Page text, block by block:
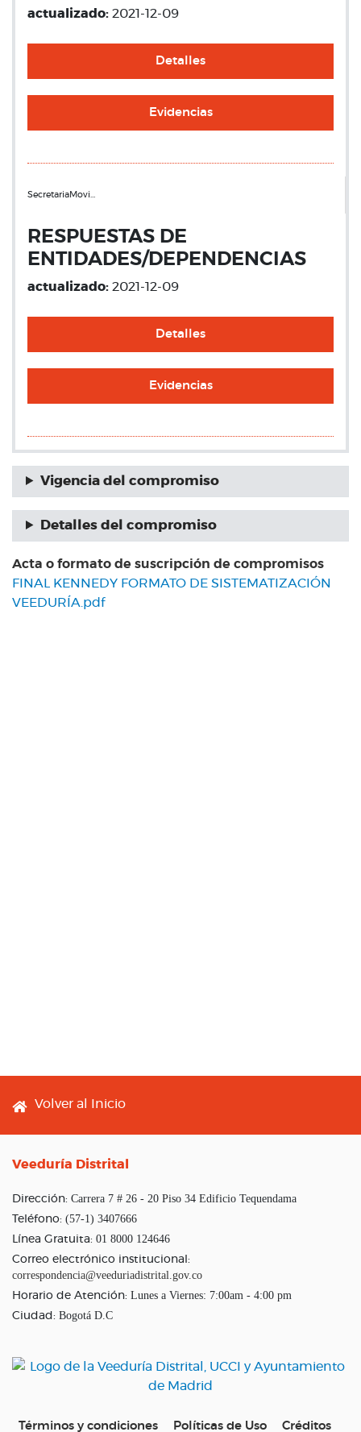
actualizado: 2021-12-09
Detalles
Evidencias
SecretariaMovi…
RESPUESTAS DE
ENTIDADES/DEPENDENCIAS
actualizado: 2021-12-09
Detalles
Evidencias
Vigencia del compromiso
Detalles del compromiso
Acta o formato de suscripción de compromisos
FINAL KENNEDY FORMATO DE SISTEMATIZACIÓN
VEEDURÍA.pdf
Footer menu
Volver al Inicio
Veeduría Distrital
Dirección: Carrera 7 # 26 - 20 Piso 34 Edificio Tequendama
Teléfono: (57-1) 3407666
Línea Gratuita: 01 8000 124646
Correo electrónico institucional:
correspondencia@veeduriadistrital.gov.co
Horario de Atención: Lunes a Viernes: 7:00am - 4:00 pm
Ciudad: Bogotá D.C
Términos y condiciones Políticas de Uso Créditos